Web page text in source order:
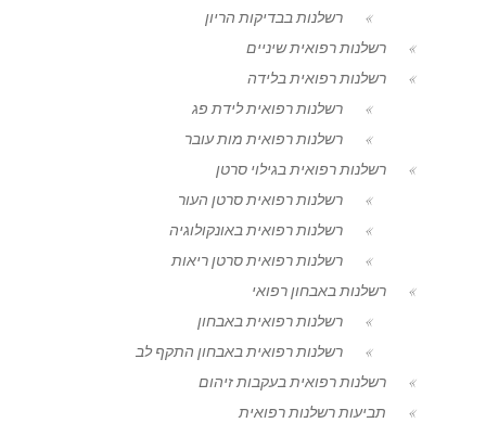
רשלנות בבדיקות הריון
רשלנות רפואית שיניים
רשלנות רפואית בלידה
רשלנות רפואית לידת פג
רשלנות רפואית מות עובר
רשלנות רפואית בגילוי סרטן
רשלנות רפואית סרטן העור
רשלנות רפואית באונקולוגיה
רשלנות רפואית סרטן ריאות
רשלנות באבחון רפואי
רשלנות רפואית באבחון
רשלנות רפואית באבחון התקף לב
רשלנות רפואית בעקבות זיהום
תביעות רשלנות רפואית